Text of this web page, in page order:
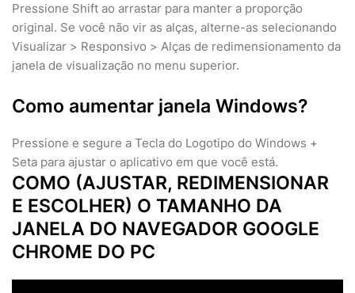
Pressione Shift ao arrastar para manter a proporção
original. Se você não vir as alças, alterne-as selecionando
Visualizar > Responsivo > Alças de redimensionamento da
janela de visualização no menu superior.
Como aumentar janela Windows?
Pressione e segure a Tecla do Logotipo do Windows +
Seta para ajustar o aplicativo em que você está.
COMO (AJUSTAR, REDIMENSIONAR
E ESCOLHER) O TAMANHO DA
JANELA DO NAVEGADOR GOOGLE
CHROME DO PC